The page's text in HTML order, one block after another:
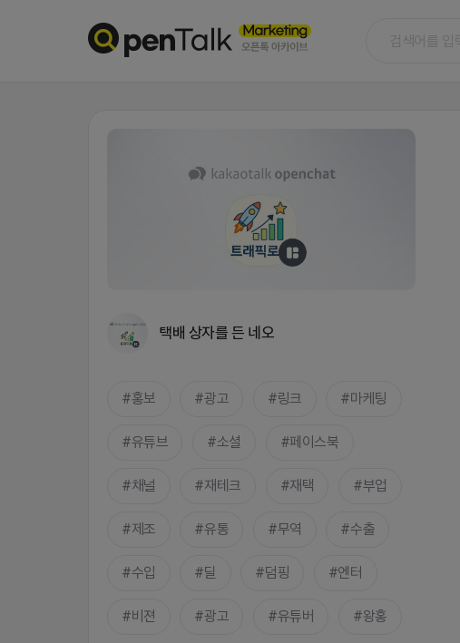
택배 상자를 든 네오
홍보 광고 링크 마케팅
유튜브 소셜 페이스북
채널 재테크 재택 부업
제조 유통 무역 수출
수입 딜 덤핑 엔터
비젼 광고 유튜버 왕홍